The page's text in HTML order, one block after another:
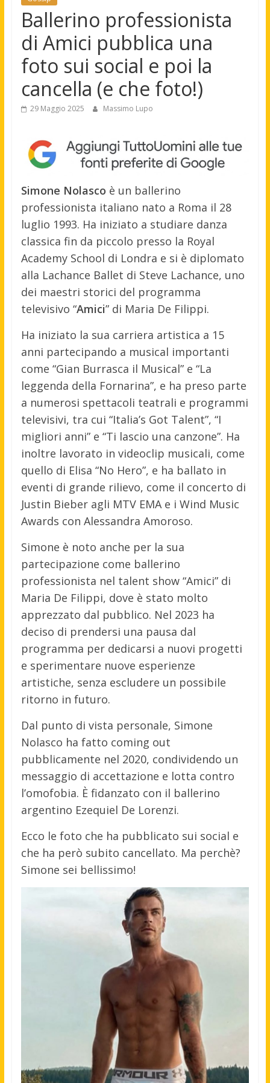
Ballerino professionista
di Amici pubblica una
foto sui social e poi la
cancella (e che foto!)
29 Maggio 2025 Massimo Lupo
Simone Nolasco è un ballerino
professionista italiano nato a Roma il 28
luglio 1993. Ha iniziato a studiare danza
classica fin da piccolo presso la Royal
Academy School di Londra e si è diplomato
alla Lachance Ballet di Steve Lachance, uno
dei maestri storici del programma
televisivo “Amici” di Maria De Filippi.
Ha iniziato la sua carriera artistica a 15
anni partecipando a musical importanti
come “Gian Burrasca il Musical” e “La
leggenda della Fornarina”, e ha preso parte
a numerosi spettacoli teatrali e programmi
televisivi, tra cui “Italia’s Got Talent”, “I
migliori anni” e “Ti lascio una canzone”. Ha
inoltre lavorato in videoclip musicali, come
quello di Elisa “No Hero”, e ha ballato in
eventi di grande rilievo, come il concerto di
Justin Bieber agli MTV EMA e i Wind Music
Awards con Alessandra Amoroso.
Simone è noto anche per la sua
partecipazione come ballerino
professionista nel talent show “Amici” di
Maria De Filippi, dove è stato molto
apprezzato dal pubblico. Nel 2023 ha
deciso di prendersi una pausa dal
programma per dedicarsi a nuovi progetti
e sperimentare nuove esperienze
artistiche, senza escludere un possibile
ritorno in futuro.
Dal punto di vista personale, Simone
Nolasco ha fatto coming out
pubblicamente nel 2020, condividendo un
messaggio di accettazione e lotta contro
l’omofobia. È fidanzato con il ballerino
argentino Ezequiel De Lorenzi.
Ecco le foto che ha pubblicato sui social e
che ha però subito cancellato. Ma perchè?
Simone sei bellissimo!